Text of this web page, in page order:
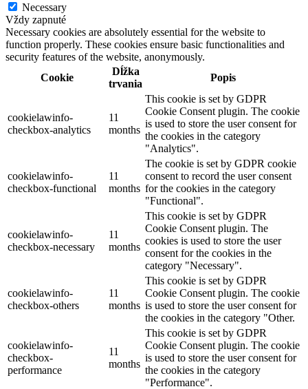
Necessary
Vždy zapnuté
Necessary cookies are absolutely essential for the website to
function properly. These cookies ensure basic functionalities and
security features of the website, anonymously.
Cookie
Dĺžka
trvania
Popis
cookielawinfo-
checkbox-analytics
11
months
This cookie is set by GDPR
Cookie Consent plugin. The cookie
is used to store the user consent for
the cookies in the category
"Analytics".
cookielawinfo-
checkbox-functional
11
months
The cookie is set by GDPR cookie
consent to record the user consent
for the cookies in the category
"Functional".
cookielawinfo-
checkbox-necessary
11
months
This cookie is set by GDPR
Cookie Consent plugin. The
cookies is used to store the user
consent for the cookies in the
category "Necessary".
cookielawinfo-
checkbox-others
11
months
This cookie is set by GDPR
Cookie Consent plugin. The cookie
is used to store the user consent for
the cookies in the category "Other.
cookielawinfo-
checkbox-
performance
11
months
This cookie is set by GDPR
Cookie Consent plugin. The cookie
is used to store the user consent for
the cookies in the category
"Performance".